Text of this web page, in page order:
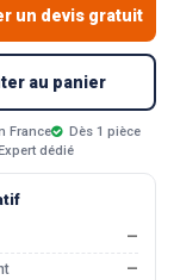
un devis gratuit
au panier
France
Dès 1 pièce
Expert dédié
—
—